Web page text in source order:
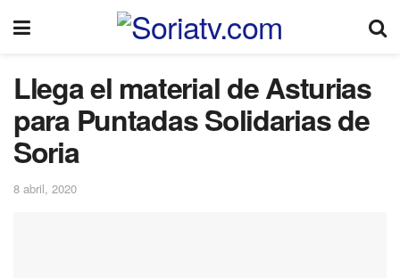
Llega el material de Asturias
para Puntadas Solidarias de
Soria
8 abril, 2020